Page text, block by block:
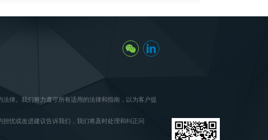
律。我们努力遵守所有适用的法律和指南，以为客户提
忧或改进建议告诉我们，我们将及时处理和纠正问